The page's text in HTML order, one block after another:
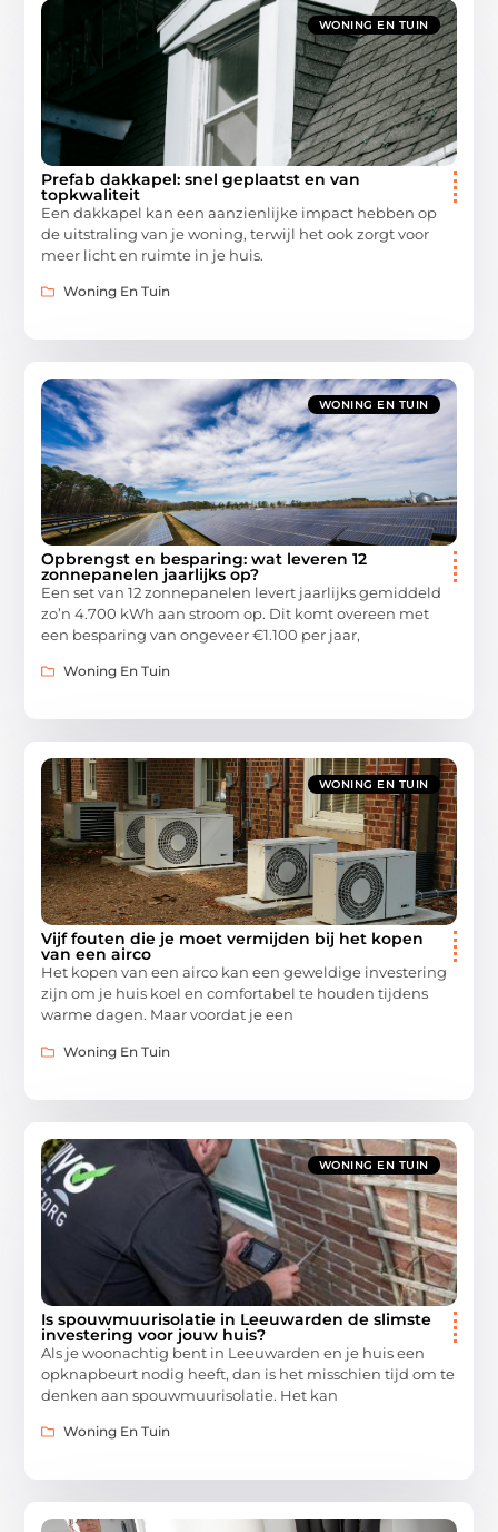
WONING EN TUIN
Prefab dakkapel: snel geplaatst en van
topkwaliteit
Een dakkapel kan een aanzienlijke impact hebben op
de uitstraling van je woning, terwijl het ook zorgt voor
meer licht en ruimte in je huis.
Woning En Tuin
WONING EN TUIN
Opbrengst en besparing: wat leveren 12
zonnepanelen jaarlijks op?
Een set van 12 zonnepanelen levert jaarlijks gemiddeld
zo’n 4.700 kWh aan stroom op. Dit komt overeen met
een besparing van ongeveer €1.100 per jaar,
Woning En Tuin
WONING EN TUIN
Vijf fouten die je moet vermijden bij het kopen
van een airco
Het kopen van een airco kan een geweldige investering
zijn om je huis koel en comfortabel te houden tijdens
warme dagen. Maar voordat je een
Woning En Tuin
WONING EN TUIN
Is spouwmuurisolatie in Leeuwarden de slimste
investering voor jouw huis?
Als je woonachtig bent in Leeuwarden en je huis een
opknapbeurt nodig heeft, dan is het misschien tijd om te
denken aan spouwmuurisolatie. Het kan
Woning En Tuin